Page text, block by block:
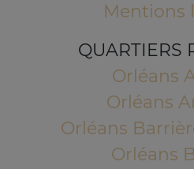
Mentions
QUARTIERS
Orléans
Orléans
Orléans
Orléans